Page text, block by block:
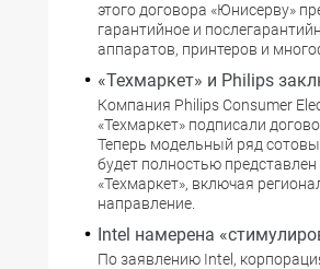
этого договора «Юнисерву»
гарантийное и
аппаратов, принтеров и
«Техмаркет» и Philips
Компания Philips Consumer
«Техмаркет» подписали
Теперь модельный ряд
будет полностью представлен
«Техмаркет», включая
направление.
Intel намерена
По заявлению Intel,